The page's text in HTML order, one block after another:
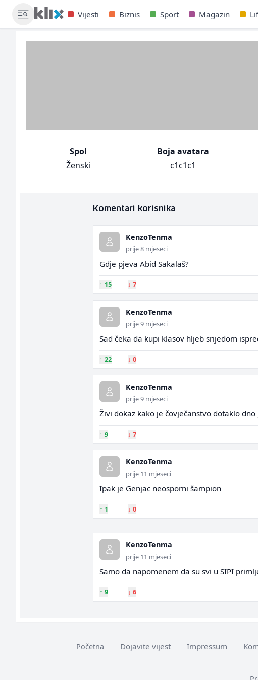
Vijesti Biznis Sport Magazin
Spol
Ženski
Boja avatara
c1c1c1
Komentari korisnika
KenzoTenma
prije 8 mjeseci
Gdje pjeva Abid Sakalaš?
↑ 15 ↓ 7
KenzoTenma
prije 9 mjeseci
Sad čeka da kupi klasov hljeb srijedom
↑ 22 ↓ 0
KenzoTenma
prije 9 mjeseci
Živi dokaz kako je čovječanstvo dotaklo
↑ 9 ↓ 7
KenzoTenma
prije 11 mjeseci
Ipak je Genjac neosporni šampion
↑ 1 ↓ 0
KenzoTenma
prije 11 mjeseci
Samo da napomenem da su svi u SIPI
↑ 9 ↓ 6
Početna Dojavite vijest Impressum